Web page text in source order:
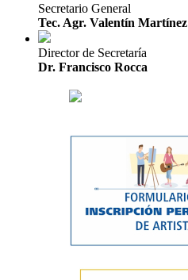
Secretario General
Tec. Agr. Valentín Martínez
Director de Secretaría
Dr. Francisco Rocca